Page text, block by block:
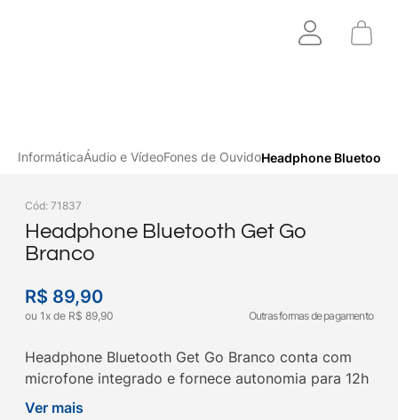
InformáticaÁudio e VídeoFones de OuvidoHeadphone Bluetooth
Cód: 71837
Headphone Bluetooth Get Go
Branco
R$ 89,90
ou 1x de R$ 89,90 Outras formas de pagamento
Headphone Bluetooth Get Go Branco conta com
microfone integrado e fornece autonomia para 12h
de reprodução de músicas sem interrupções!
Ver mais